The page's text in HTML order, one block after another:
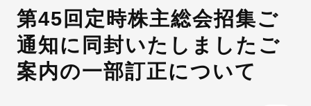
事業紹介
ESG
第45回定時株主総会招集ご
通知に同封いたしましたご
案内の一部訂正について